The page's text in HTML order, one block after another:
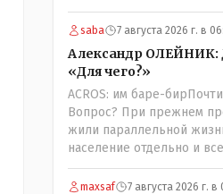
люди попробуют- вдруг
вы же сами сказали:
исторические названия
историческое название
Цитата:..."...Комиссия
поселения ниже по
находившегося около
предложив назвать его
что всё в цвет: -
а Ново -Николаевск -
saba 7 августа 2026 г. в
Александр ОЛЕЙНИК:
«Для чего?»
ACROS: им баре-
Вопрос? При прежнем
жили параллельной
население отдельно и
кроме отдельных очень
их всегда быстро
maxsaf 7 августа 2026 г. в